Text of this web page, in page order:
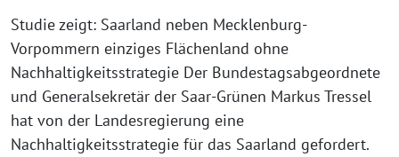
Studie zeigt: Saarland neben Mecklenburg-
Vorpommern einziges Flächenland ohne
Nachhaltigkeitsstrategie Der Bundestagsabgeordnete
und Generalsekretär der Saar-Grünen Markus Tressel
hat von der Landesregierung eine
Nachhaltigkeitsstrategie für das Saarland gefordert.